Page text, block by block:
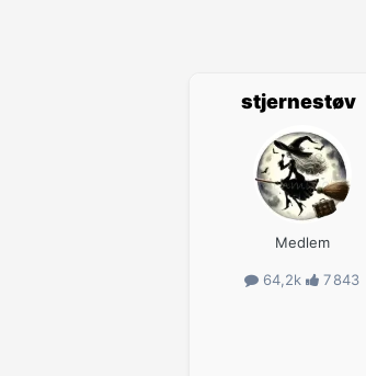
stjernestøv
Medlem
64,2k 7 843